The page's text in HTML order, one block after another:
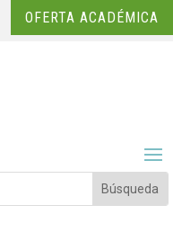
OFERTA ACADÉMICA